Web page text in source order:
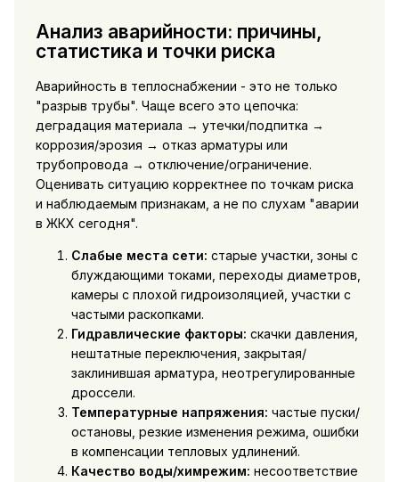
Анализ аварийности: причины,
статистика и точки риска
Аварийность в теплоснабжении - это не только
"разрыв трубы". Чаще всего это цепочка:
деградация материала → утечки/подпитка →
коррозия/эрозия → отказ арматуры или
трубопровода → отключение/ограничение.
Оценивать ситуацию корректнее по точкам риска
и наблюдаемым признакам, а не по слухам "аварии
в ЖКХ сегодня".
Слабые места сети: старые участки, зоны с
блуждающими токами, переходы диаметров,
камеры с плохой гидроизоляцией, участки с
частыми раскопками.
Гидравлические факторы: скачки давления,
нештатные переключения, закрытая/
заклинившая арматура, неотрегулированные
дроссели.
Температурные напряжения: частые пуски/
остановы, резкие изменения режима, ошибки
в компенсации тепловых удлинений.
Качество воды/химрежим: несоответствие